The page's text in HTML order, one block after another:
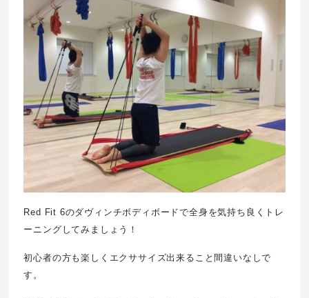
Red Fit 6のダヴィンチボディボードで全身を気持ち良くトレ
ーニングしてみましょう！
初心者の方も楽しくエクササイズ出来ること間違いなしで
す。